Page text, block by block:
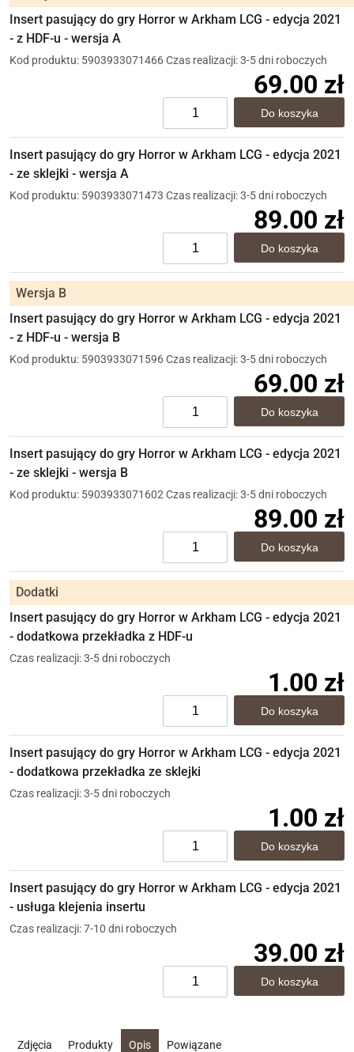
Insert pasujący do gry Horror w Arkham LCG - edycja 2021
- z HDF-u - wersja A
Kod produktu: 5903933071466Czas realizacji: 3-5 dni roboczych
69.00 zł
Insert pasujący do gry Horror w Arkham LCG - edycja 2021
- ze sklejki - wersja A
Kod produktu: 5903933071473 Czas realizacji: 3-5 dni roboczych
89.00 zł
Wersja B
Insert pasujący do gry Horror w Arkham LCG - edycja 2021
- z HDF-u - wersja B
Kod produktu: 5903933071596Czas realizacji: 3-5 dni roboczych
69.00 zł
Insert pasujący do gry Horror w Arkham LCG - edycja 2021
- ze sklejki - wersja B
Kod produktu: 5903933071602 Czas realizacji: 3-5 dni roboczych
89.00 zł
Dodatki
Insert pasujący do gry Horror w Arkham LCG - edycja 2021
- dodatkowa przekładka z HDF-u
Czas realizacji: 3-5 dni roboczych
1.00 zł
Insert pasujący do gry Horror w Arkham LCG - edycja 2021
- dodatkowa przekładka ze sklejki
Czas realizacji: 3-5 dni roboczych
1.00 zł
Insert pasujący do gry Horror w Arkham LCG - edycja 2021
- usługa klejenia insertu
Czas realizacji: 7-10 dni roboczych
39.00 zł
Zdjęcia Produkty Opis Powiązane